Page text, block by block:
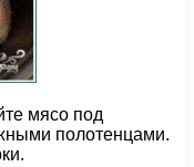
мясо под
полотенцами.